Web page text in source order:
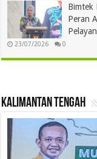
Bimtek
Peran
23/07/2026 0
Kalimantan Tengah